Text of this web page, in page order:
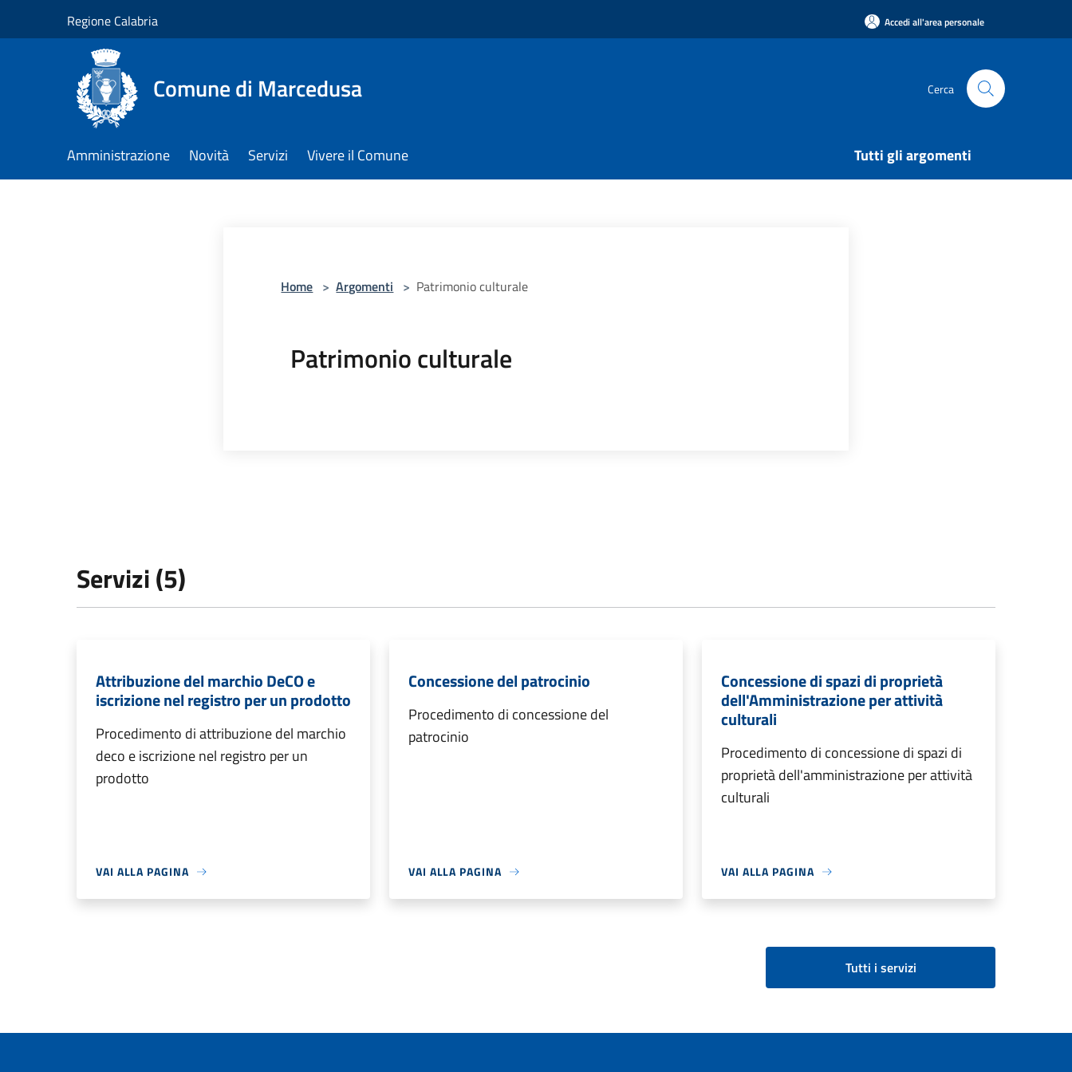
Regione Calabria Accedi all'area personale
Comune di Marcedusa Cerca
Amministrazione Novità Servizi Vivere il Comune Tutti gli argomenti
Home > Argomenti > Patrimonio culturale
Patrimonio culturale
Servizi (5)
Attribuzione del marchio DeCO e
iscrizione nel registro per un prodotto
Procedimento di attribuzione del marchio
deco e iscrizione nel registro per un
prodotto
VAI ALLA PAGINA
Concessione del patrocinio
Procedimento di concessione del
patrocinio
VAI ALLA PAGINA
Concessione di spazi di proprietà
dell'Amministrazione per attività
culturali
Procedimento di concessione di spazi di
proprietà dell'amministrazione per attività
culturali
VAI ALLA PAGINA
Tutti i servizi